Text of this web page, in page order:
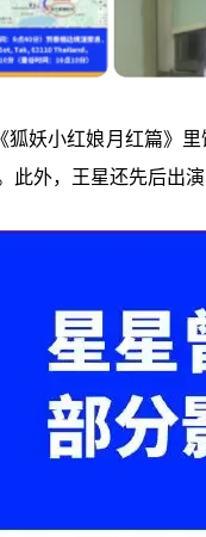
狐妖小红娘月红篇》
此外，王星还先后出